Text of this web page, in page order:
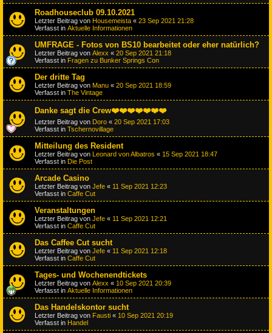
Roadhouseclub 09.10.2021
Letzter Beitrag von Housemeista « 23 Sep 2021 21:28
Verfasst in Aktuelle Informationen
UMFRAGE - Fotos von BS10 bearbeitet oder eher natürlich?
Letzter Beitrag von Alexx « 20 Sep 2021 21:18
Verfasst in Fragen zu Bunker Springs Con
Der dritte Tag
Letzter Beitrag von Manu « 20 Sep 2021 18:59
Verfasst in The Vintage
Danke sagt die Crew❤️❤️❤️❤️❤️❤️❤️
Letzter Beitrag von Doro « 20 Sep 2021 17:03
Verfasst in Tschernovillage
Mitteilung des Resident
Letzter Beitrag von Leonard von Albatros « 15 Sep 2021 18:47
Verfasst in Die Post
Arcade Casino
Letzter Beitrag von Jefe « 11 Sep 2021 12:23
Verfasst in Caffe Cut
Veranstaltungen
Letzter Beitrag von Jefe « 11 Sep 2021 12:21
Verfasst in Caffe Cut
Das Caffee Cut sucht
Letzter Beitrag von Jefe « 11 Sep 2021 12:18
Verfasst in Caffe Cut
Tages- und Wochenendtickets
Letzter Beitrag von Alexx « 10 Sep 2021 20:39
Verfasst in Aktuelle Informationen
Das Handelskontor sucht
Letzter Beitrag von Fausti « 10 Sep 2021 20:19
Verfasst in Handel